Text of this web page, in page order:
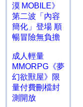
漠 MOBILE》
第二波「內容
簡化」登場 順
暢冒險無負擔
成人輕量
MMORPG《夢
幻欲獸屋》限
量付費刪檔封
測開放